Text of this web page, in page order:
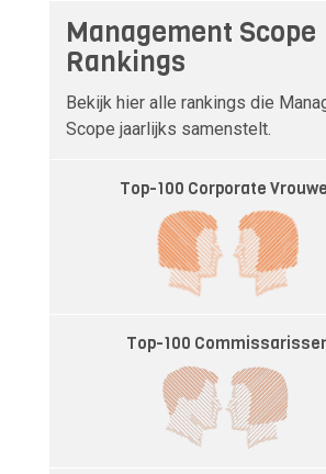
Management Scope
Rankings
Bekijk hier alle rankings die
Scope jaarlijks samenstelt.
Top-100 Corporate
Top-100